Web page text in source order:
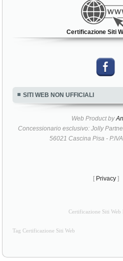
Certificazione Siti
SITI WEB NON UFFICIALI
Web Product by
Concessionario esclusivo: Jolly
56021 Cascina Pisa -
[ Privacy ]
Certificazione Siti Web
Tag Certificazione Siti Web